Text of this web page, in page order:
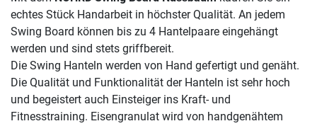
echtes Stück Handarbeit in höchster Qualität. An jedem
Swing Board können bis zu 4 Hantelpaare eingehängt
werden und sind stets griffbereit.
Die Swing Hanteln werden von Hand gefertigt und genäht.
Die Qualität und Funktionalität der Hanteln ist sehr hoch
und begeistert auch Einsteiger ins Kraft- und
Fitnesstraining. Eisengranulat wird von handgenähtem